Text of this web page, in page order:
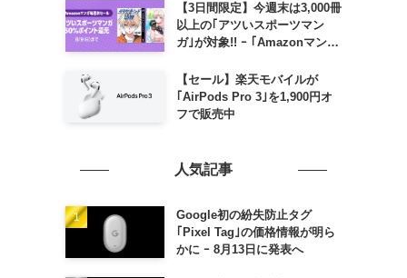
【3日間限定】今週末は3,000冊
以上の｢アツいスポーツマン
ガ｣が対象!! ｰ ｢Amazonマンガ
【セール】楽天モバイルが
｢AirPods Pro 3｣を1,900円オ
フで販売中
人気記事
Google初の紛失防止タグ
｢Pixel Tag｣の価格情報が明ら
かに ｰ 8月13日に発表へ